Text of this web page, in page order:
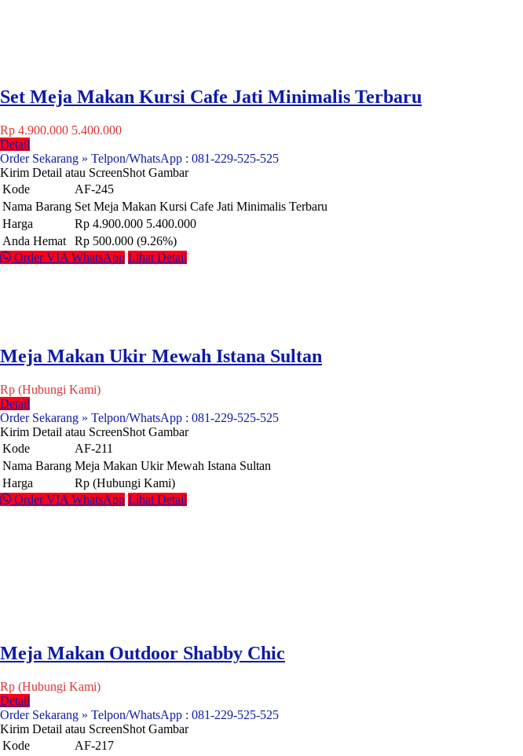
Set Meja Makan Kursi Cafe Jati Minimalis Terbaru
Rp 4.900.000 5.400.000
Detail
Order Sekarang » Telpon/WhatsApp : 081-229-525-525
Kirim Detail atau ScreenShot Gambar
Kode
AF-245
Nama Barang Set Meja Makan Kursi Cafe Jati Minimalis Terbaru
Harga
Rp 4.900.000 5.400.000
Anda Hemat
Rp 500.000 (9.26%)
Order VIA WhatsApp Lihat Detail
Meja Makan Ukir Mewah Istana Sultan
Rp (Hubungi Kami)
Detail
Order Sekarang » Telpon/WhatsApp : 081-229-525-525
Kirim Detail atau ScreenShot Gambar
Kode
AF-211
Nama Barang Meja Makan Ukir Mewah Istana Sultan
Harga
Rp (Hubungi Kami)
Order VIA WhatsApp Lihat Detail
Meja Makan Outdoor Shabby Chic
Rp (Hubungi Kami)
Detail
Order Sekarang » Telpon/WhatsApp : 081-229-525-525
Kirim Detail atau ScreenShot Gambar
Kode
AF-217